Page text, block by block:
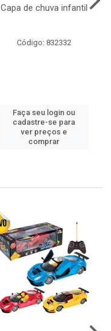
Capa de chuva infantil
Código: 832332
Faça seu login ou
cadastre-se para
ver preços e
comprar